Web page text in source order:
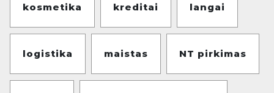
kosmetika kreditai langai
logistika maistas NT pirkimas